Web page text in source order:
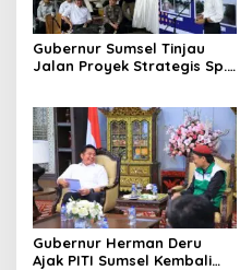
Gubernur Sumsel Tinjau
Jalan Proyek Strategis Sp.
Gubernur Herman Deru
Ajak PITI Sumsel Kembali